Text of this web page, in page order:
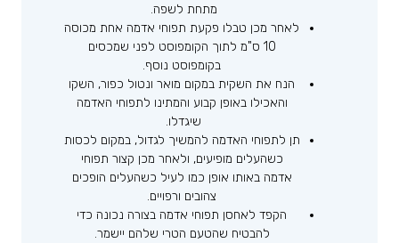
מתחת לשפה.
לאחר מכן טבלו פקעת תפוחי אדמה אחת מכוסה
10 ס"מ לתוך הקומפוסט לפני שמכסים
בקומפוסט נוסף.
הנח את השקית במקום מואר ונטול כפור, השקו
והאכילו באופן קבוע והמתינו לתפוחי האדמה
שיגדלו.
תן לתפוחי האדמה להמשיך לגדול, במקום לכסות
כשהעלים מופיעים, ולאחר מכן קצור תפוחי
אדמה באותו אופן כמו לעיל כשהעלים הופכים
צהובים ורפויים.
הקפד לאחסן תפוחי אדמה בצורה נכונה כדי
להבטיח שהטעם הטרי שלהם יישמר.